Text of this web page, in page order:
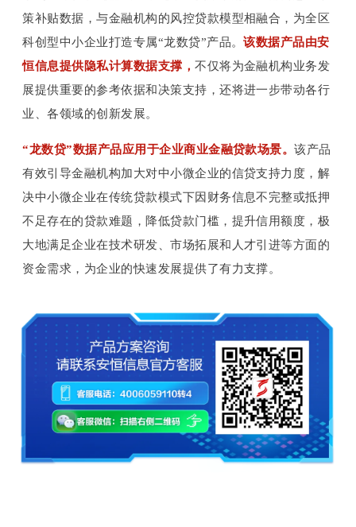
策补贴数据，与金融机构的风控贷款模型相融合，为全区
科创型中小企业打造专属“龙数贷”产品。该数据产品由安
恒信息提供隐私计算数据支撑，不仅将为金融机构业务发
展提供重要的参考依据和决策支持，还将进一步带动各行
业、各领域的创新发展。
“龙数贷”数据产品应用于企业商业金融贷款场景。该产品
有效引导金融机构加大对中小微企业的信贷支持力度，解
决中小微企业在传统贷款模式下因财务信息不完整或抵押
不足存在的贷款难题，降低贷款门槛，提升信用额度，极
大地满足企业在技术研发、市场拓展和人才引进等方面的
资金需求，为企业的快速发展提供了有力支撑。